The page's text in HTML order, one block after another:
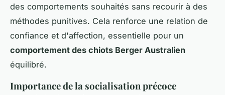
des comportements souhaités sans recourir à des
méthodes punitives. Cela renforce une relation de
confiance et d'affection, essentielle pour un
comportement des chiots Berger Australien
équilibré.
Importance de la socialisation précoce